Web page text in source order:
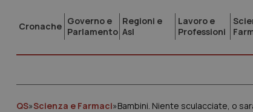
Cronache Governo e
Parlamento
Regioni e
Asl
Lavoro e
Professioni
QS»Scienza e Farmaci»Bambini. Niente sculacciate, o